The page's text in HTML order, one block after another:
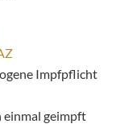
Impfpflicht
einmal geimpft